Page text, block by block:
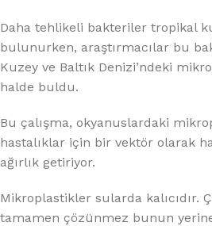
Daha tehlikeli bakteriler tropikal
bulunurken, araştırmacılar bu
Kuzey ve Baltık Denizi’ndeki
halde buldu.
Bu çalışma, okyanuslardaki
hastalıklar için bir vektör olarak
ağırlık getiriyor.
Mikroplastikler sularda kalıcıdır.
tamamen çözünmez bunun